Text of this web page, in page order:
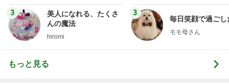
3
美人になれる、たくさ
んの魔法
hiromi
3
毎日笑顔で過ごし
モモ母さん
もっと見る